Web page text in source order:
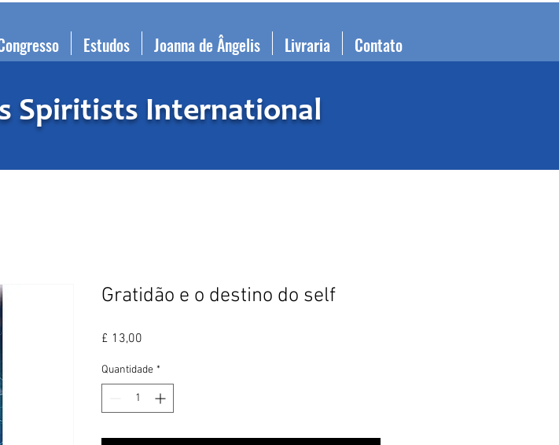
Estudos Joanna de Ângelis Livraria Contato
Spiritists International
Gratidão e o destino do self
£ 13,00
Quantidade *